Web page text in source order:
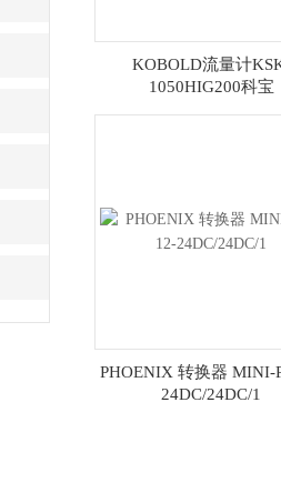
KOBOLD流量计
1050HIG200科宝
PHOENIX 转换器 MINI-
24DC/24DC/1